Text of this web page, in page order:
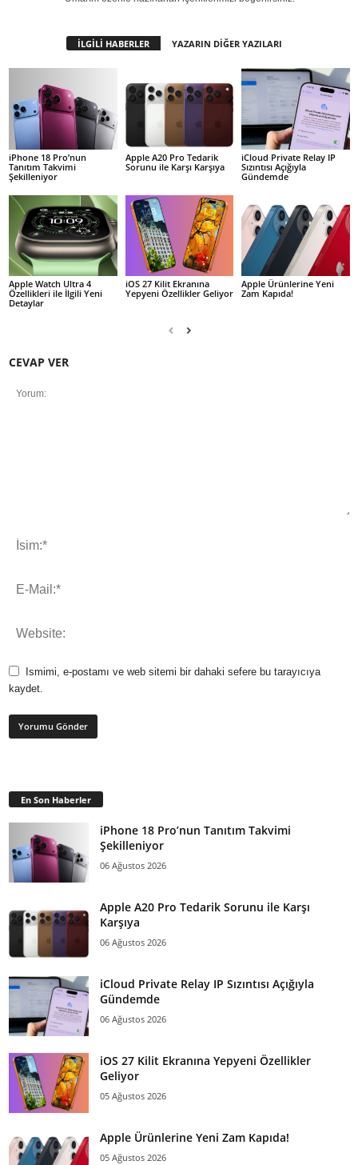
İLGİLİ HABERLER YAZARIN DİĞER YAZILARI
iPhone 18 Pro’nun
Tanıtım Takvimi
Şekilleniyor
Apple A20 Pro Tedarik
Sorunu ile Karşı Karşıya
iCloud Private Relay IP
Sızıntısı Açığıyla
Gündemde
Apple Watch Ultra 4
Özellikleri ile İlgili Yeni
Detaylar
iOS 27 Kilit Ekranına
Yepyeni Özellikler Geliyor
Apple Ürünlerine Yeni
Zam Kapıda!
CEVAP VER
Ismimi, e-postamı ve web sitemi bir dahaki sefere bu tarayıcıya
kaydet.
En Son Haberler
iPhone 18 Pro’nun Tanıtım Takvimi
Şekilleniyor
06 Ağustos 2026
Apple A20 Pro Tedarik Sorunu ile Karşı
Karşıya
06 Ağustos 2026
iCloud Private Relay IP Sızıntısı Açığıyla
Gündemde
06 Ağustos 2026
iOS 27 Kilit Ekranına Yepyeni Özellikler
Geliyor
05 Ağustos 2026
Apple Ürünlerine Yeni Zam Kapıda!
05 Ağustos 2026